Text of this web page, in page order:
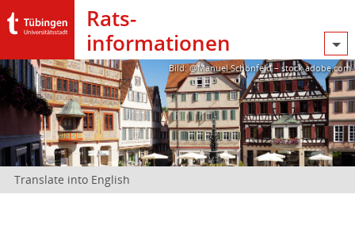
Rats­
informationen
Bild: @Manuel Schönfeld – stock.adobe.com
Translate into English